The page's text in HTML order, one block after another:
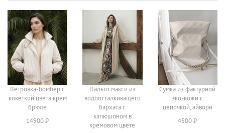
Ветровка-бомбер с
кокеткой цвета крем
брюле
14900 ₽
Пальто макси из
водоотталкиващего
бархата с
капюшоном в
кремовом цвете
Сумка из фактурной
эко-кожи с
цепочкой, айвори
4500 ₽